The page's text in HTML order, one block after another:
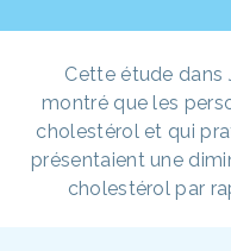
Cette étude dans
montré que les
cholestérol et qui
présentaient une
cholestérol par